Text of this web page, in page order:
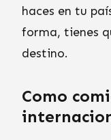
haces en tu
forma, tienes
destino.
Como